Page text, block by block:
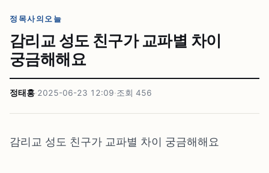
정목사의오늘
감리교 성도 친구가 교파별 차이
궁금해해요
정태홍·2025-06-23 12:09·조회456
감리교 성도 친구가 교파별 차이 궁금해해요